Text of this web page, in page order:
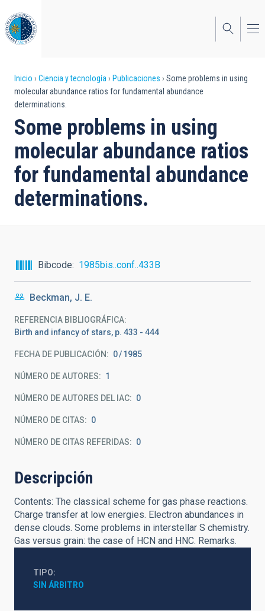
al
contenido
principal
Sobrescribir
enlaces
de
ayuda
a
la
navegación
Inicio Ciencia y tecnología Publicaciones
Some problems in using
molecular abundance ratios for fundamental abundance
determinations.
Some problems in using
molecular abundance ratios
for fundamental abundance
determinations.
Bibcode 1985bis..conf..433B
Beckman, J. E.
REFERENCIA BIBLIOGRÁFICA
Birth and infancy of stars, p. 433 - 444
FECHA DE PUBLICACIÓN: 0 1985
NÚMERO DE AUTORES 1
NÚMERO DE AUTORES DEL IAC 0
NÚMERO DE CITAS 0
NÚMERO DE CITAS REFERIDAS 0
Descripción
Contents: The classical scheme for gas phase reactions.
Charge transfer at low energies. Electron abundances in
dense clouds. Some problems in interstellar S chemistry.
Gas versus grain: the case of HCN and HNC. Remarks.
TIPO
SIN ÁRBITRO